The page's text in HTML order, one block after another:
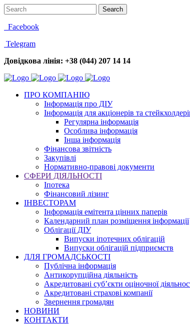
Facebook
Telegram
Довідкова лінія: +38 (044) 207 14 14
ПРО КОМПАНІЮ
Інформація про ДІУ
Інформація для акціонерів та
Регулярна інформація
Особлива інформація
Інша інформація
Фінансова звітність
Закупівлі
Нормативно-правові документи
СФЕРИ ДІЯЛЬНОСТІ
Іпотека
Фінансовий лізинг
ІНВЕСТОРАМ
Інформація емітента цінних паперів
Календарний план розміщення інформації
Облігації ДІУ
Випуски іпотечних облігацій
Випуски облігацій підприємств
ДЛЯ ГРОМАДСЬКОСТІ
Публічна інформація
Антикорупційна діяльність
Акредитовані суб’єкти оціночної
Акредитовані страхові компанії
Звернення громадян
НОВИНИ
КОНТАКТИ